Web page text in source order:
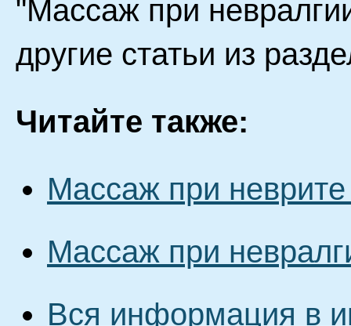
"Массаж при
другие статьи из
Читайте также:
Массаж при
Массаж при
Вся информация в